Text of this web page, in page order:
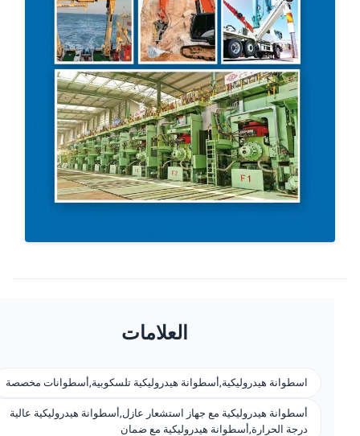
العلامات
اسطوانة هيدروليكية,أسطوانة هيدروليكية تلسكوبية,أسطوانات مخصصة
أسطوانة هيدروليكية مع جهاز استشعار عازل,أسطوانة هيدروليكية عالية
درجة الحرارة,أسطوانة هيدروليكية مع ضمان